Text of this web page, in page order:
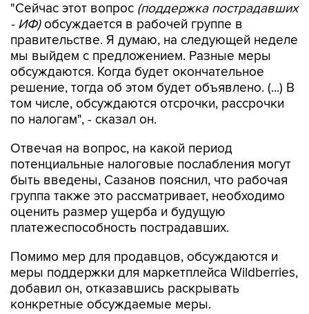
"Сейчас этот вопрос (поддержка пострадавших
- ИФ)обсуждается в рабочей группе в
правительстве. Я думаю, на следующей неделе
мы выйдем с предложением. Разные меры
обсуждаются. Когда будет окончательное
решение, тогда об этом будет объявлено. (...) В
том числе, обсуждаются отсрочки, рассрочки
по налогам", - сказал он.
Отвечая на вопрос, на какой период
потенциальные налоговые послабления могут
быть введены, Сазанов пояснил, что рабочая
группа также это рассматривает, необходимо
оценить размер ущерба и будущую
платежеспособность пострадавших.
Помимо мер для продавцов, обсуждаются и
меры поддержки для маркетплейса Wildberries,
добавил он, отказавшись раскрывать
конкретные обсуждаемые меры.